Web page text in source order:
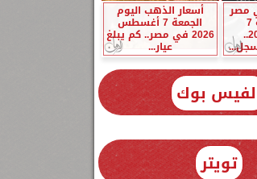
مصر
اليوم الجمعة 7
أغسطس 2026..
أسعار الذهب اليوم
الجمعة 7 أغسطس
2026 في مصر.. كم يبلغ
عيار...
بوك
تويتر